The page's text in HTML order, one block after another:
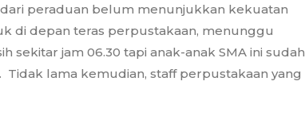
peraduan belum menunjukkan kekuatan
di depan teras perpustakaan, menunggu
sekitar jam 06.30 tapi anak-anak SMA ini sudah
lama kemudian, staff perpustakaan yang